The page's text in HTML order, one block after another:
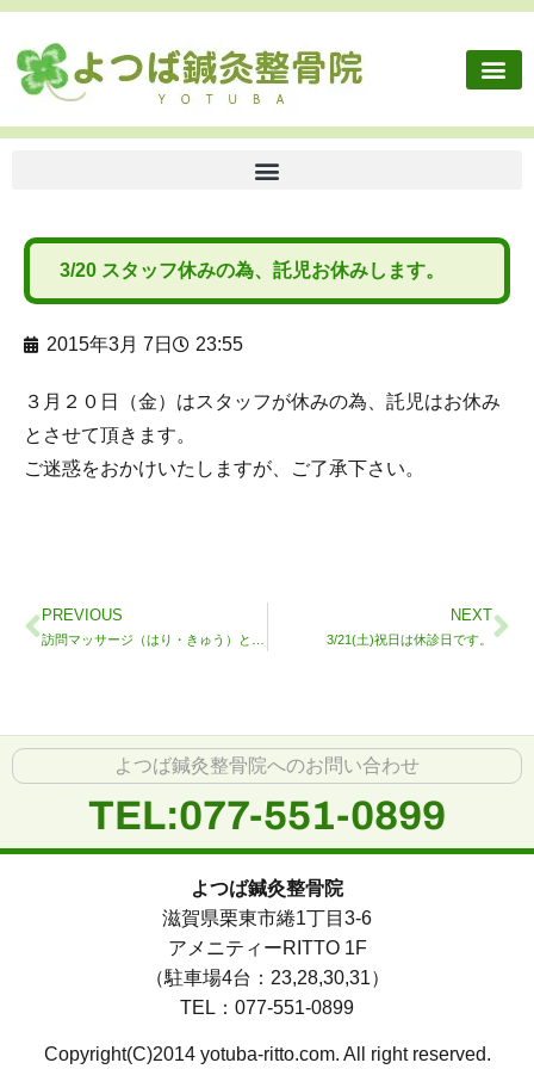
3/20 スタッフ休みの為、託児お休みします。
2015年3月 7日 23:55
３月２０日（金）はスタッフが休みの為、託児はお休み
とさせて頂きます。
ご迷惑をおかけいたしますが、ご了承下さい。
PREVIOUS NEXT
3/21(土)祝日は休診日です。
よつば鍼灸整骨院へのお問い合わせ
TEL:077-551-0899
よつば鍼灸整骨院
滋賀県栗東市綣1丁目3-6
アメニティーRITTO 1F
（駐車場4台：23,28,30,31）
TEL：077-551-0899
Copyright(C)2014 yotuba-ritto.com. All right reserved.